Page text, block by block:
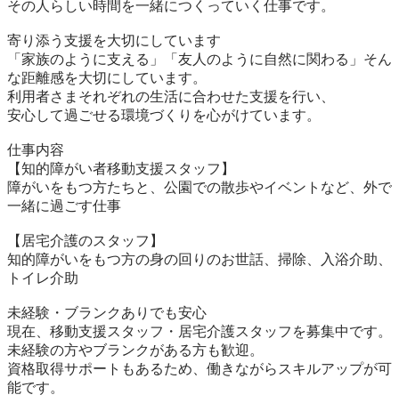
その人らしい時間を一緒につくっていく仕事です。
寄り添う支援を大切にしています
「家族のように支える」「友人のように自然に関わる」そん
な距離感を大切にしています。
利用者さまそれぞれの生活に合わせた支援を行い、
安心して過ごせる環境づくりを心がけています。
仕事内容
【知的障がい者移動支援スタッフ】
障がいをもつ方たちと、公園での散歩やイベントなど、外で
一緒に過ごす仕事
【居宅介護のスタッフ】
知的障がいをもつ方の身の回りのお世話、掃除、入浴介助、
トイレ介助
未経験・ブランクありでも安心
現在、移動支援スタッフ・居宅介護スタッフを募集中です。
未経験の方やブランクがある方も歓迎。
資格取得サポートもあるため、働きながらスキルアップが可
能です。